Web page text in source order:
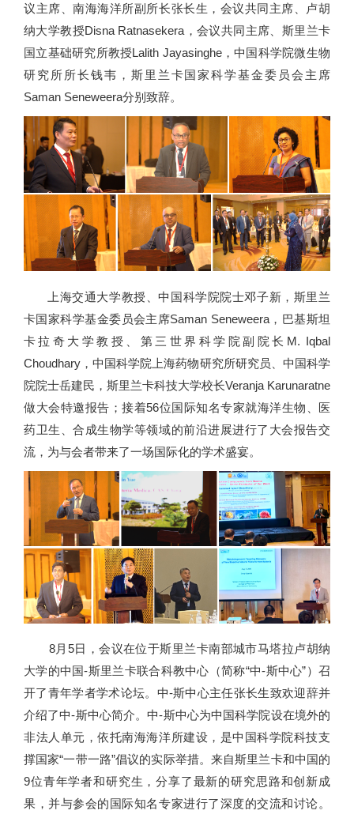
议主席、南海海洋所副所长张长生，会议共同主席、卢胡
纳大学教授Disna Ratnasekera，会议共同主席、斯里兰卡
国立基础研究所教授Lalith Jayasinghe，中国科学院微生物
研究所所长钱韦，斯里兰卡国家科学基金委员会主席
Saman Seneweera分别致辞。
上海交通大学教授、中国科学院院士邓子新，斯里兰
卡国家科学基金委员会主席Saman Seneweera，巴基斯坦
卡拉奇大学教授、第三世界科学院副院长M. Iqbal
Choudhary，中国科学院上海药物研究所研究员、中国科学
院院士岳建民，斯里兰卡科技大学校长Veranja Karunaratne
做大会特邀报告；接着56位国际知名专家就海洋生物、医
药卫生、合成生物学等领域的前沿进展进行了大会报告交
流，为与会者带来了一场国际化的学术盛宴。
8月5日，会议在位于斯里兰卡南部城市马塔拉卢胡纳
大学的中国-斯里兰卡联合科教中心（简称“中-斯中心”）召
开了青年学者学术论坛。中-斯中心主任张长生致欢迎辞并
介绍了中-斯中心简介。中-斯中心为中国科学院设在境外的
非法人单元，依托南海海洋所建设，是中国科学院科技支
撑国家“一带一路”倡议的实际举措。来自斯里兰卡和中国的
9位青年学者和研究生，分享了最新的研究思路和创新成
果，并与参会的国际知名专家进行了深度的交流和讨论。